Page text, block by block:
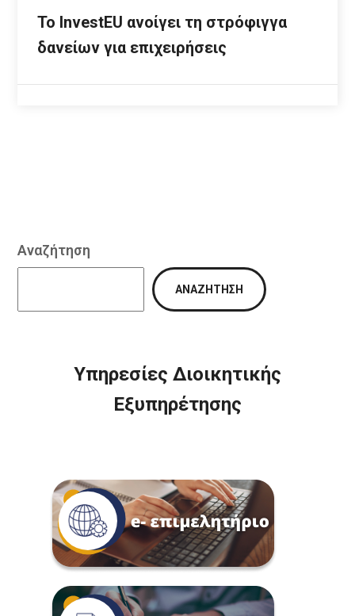
Το InvestEU ανοίγει τη στρόφιγγα
δανείων για επιχειρήσεις
Αναζήτηση
ΑΝΑΖΉΤΗΣΗ
Υπηρεσίες Διοικητικής
Εξυπηρέτησης